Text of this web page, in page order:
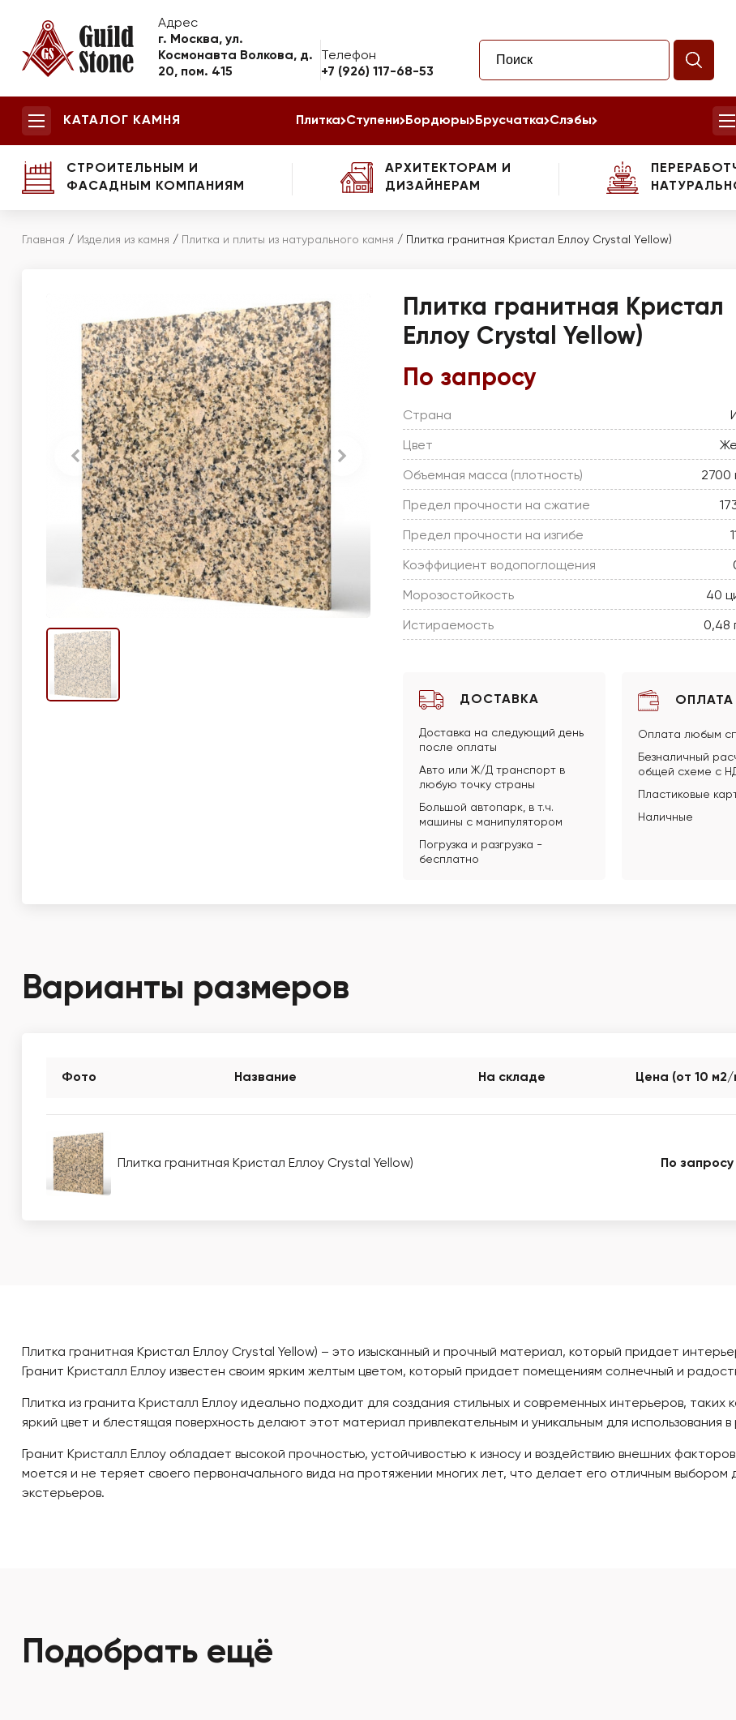
Адрес
г. Москва, ул.
Космонавта Волкова, д.
20, пом. 415
Телефон
+7 (926) 117-68-53
КАТАЛОГ КАМНЯ Плитка Ступени Бордюры Брусчатка Слэбы
СТРОИТЕЛЬНЫМ И
ФАСАДНЫМ КОМПАНИЯМ
АРХИТЕКТОРАМ И
ДИЗАЙНЕРАМ
Главная / Изделия из камня / Плитка и плиты из натурального камня / Плитка гранитная Кристал Еллоу Crystal Yellow)
Плитка гранитная Кристал
Еллоу Crystal Yellow)
По запросу
Страна
Цвет
Объемная масса (плотность) 2700
Предел прочности на сжатие
Предел прочности на изгибе
Коэффициент водопоглощения
Морозостойкость 40
Истираемость 0,48
ДОСТАВКА
Доставка на следующий день
после оплаты
Авто или Ж/Д транспорт в
любую точку страны
Большой автопарк, в т.ч.
машины с манипулятором
Погрузка и разгрузка -
бесплатно
ОПЛАТА
Оплата любым
Безналичный
общей схеме с
Пластиковые
Наличные
Варианты размеров
Фото Название На складе Цена (от 10
Плитка гранитная Кристал Еллоу Crystal Yellow) По запросу
Плитка гранитная Кристал Еллоу Crystal Yellow) – это изысканный и прочный материал, который придает
Гранит Кристалл Еллоу известен своим ярким желтым цветом, который придает помещениям солнечный и
Плитка из гранита Кристалл Еллоу идеально подходит для создания стильных и современных интерьеров, таких
яркий цвет и блестящая поверхность делают этот материал привлекательным и уникальным для использования
Гранит Кристалл Еллоу обладает высокой прочностью, устойчивостью к износу и воздействию внешних
моется и не теряет своего первоначального вида на протяжении многих лет, что делает его отличным выбором
экстерьеров.
Подобрать ещё